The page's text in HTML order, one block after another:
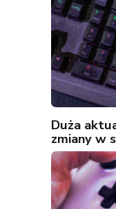
Duża
zmiany w